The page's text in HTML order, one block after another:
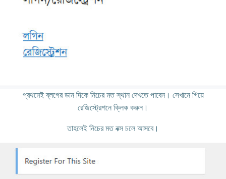
প্রথমেই ব্লগের ডান দিকে নিচের মত স্থান দেখতে পাবেন। সেখানে গিয়ে
রেজিস্ট্রেশনে ক্লিক করুন।
তাহলেই নিচের মত বক্স চলে আসবে।